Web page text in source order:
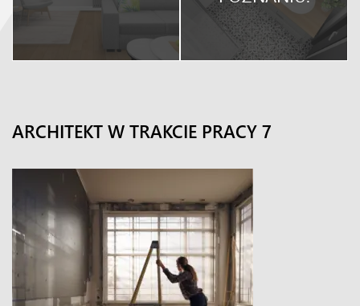
ARCHITEKT W TRAKCIE PRACY 7